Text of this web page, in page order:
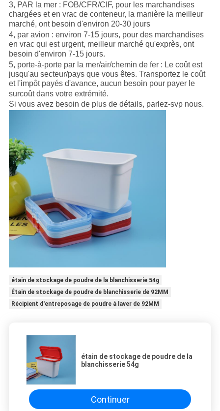
3, PAR la mer : FOB/CFR/CIF, pour les marchandises
chargées et en vrac de conteneur, la manière la meilleur
marché, ont besoin d'environ 20-30 jours
4, par avion : environ 7-15 jours, pour des marchandises
en vrac qui est urgent, meilleur marché qu'exprès, ont
besoin d'environ 7-15 jours.
5, porte-à-porte par la mer/air/chemin de fer : Le coût est
jusqu'au secteur/pays que vous êtes. Transportez le coût
et l'impôt payés d'avance, aucun besoin pour payer le
surcoût dans votre extrémité.
Si vous avez besoin de plus de détails, parlez-svp nous.
étain de stockage de poudre de la blanchisserie 54g
Étain de stockage de poudre de blanchisserie de 92MM
Récipient d'entreposage de poudre à laver de 92MM
étain de stockage de poudre de la
blanchisserie 54g
Continuer